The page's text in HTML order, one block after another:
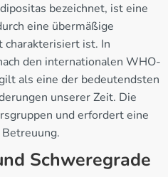
bezeichnet, ist eine
eine übermäßige
ist. In
den internationalen WHO-
als eine der bedeutendsten
unserer Zeit. Die
und erfordert eine
Schweregrade